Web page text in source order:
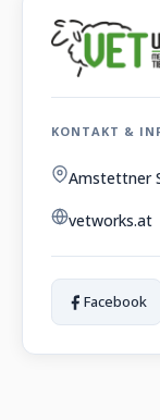
KONTAKT &
Amstettner
vetworks.at
Facebook